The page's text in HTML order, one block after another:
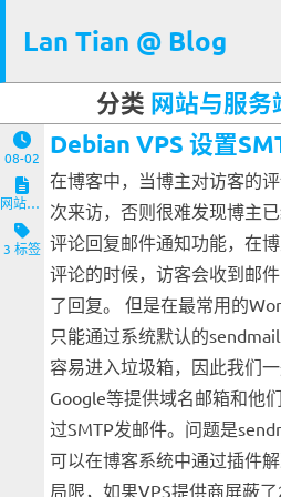
Lan Tian @ Blog
分类 网站与服务
08-02
网站与服务端
3 标签
Debian VPS 设置
在博客中，当博主对访客的
次来访，否则很难发现博主
评论回复邮件通知功能，在
评论的时候，访客会收到邮
了回复。 但是在最常用的
只能通过系统默认的
容易进入垃圾箱，因此我们一
Google等提供域名邮箱和他
过SMTP发邮件。问题是
可以在博客系统中通过插件
局限，如果VPS提供商屏蔽了